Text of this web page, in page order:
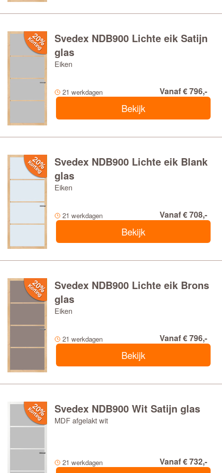
Svedex NDB900 Lichte eik Satijn
glas
Eiken
21 werkdagen Vanaf € 796,-
Bekijk
Svedex NDB900 Lichte eik Blank
glas
Eiken
21 werkdagen Vanaf € 708,-
Bekijk
Svedex NDB900 Lichte eik Brons
glas
Eiken
21 werkdagen Vanaf € 796,-
Bekijk
Svedex NDB900 Wit Satijn glas
MDF afgelakt wit
21 werkdagen Vanaf € 732,-